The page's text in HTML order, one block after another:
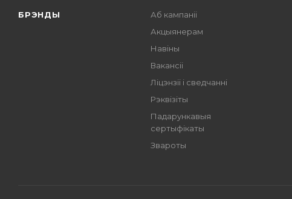
БРЭНДЫ
Аб кампаніі
Акцыянерам
Навіны
Вакансіі
Ліцэнзіі і сведчанні
Рэквізіты
Падарункавыя
сертыфікаты
Звароты